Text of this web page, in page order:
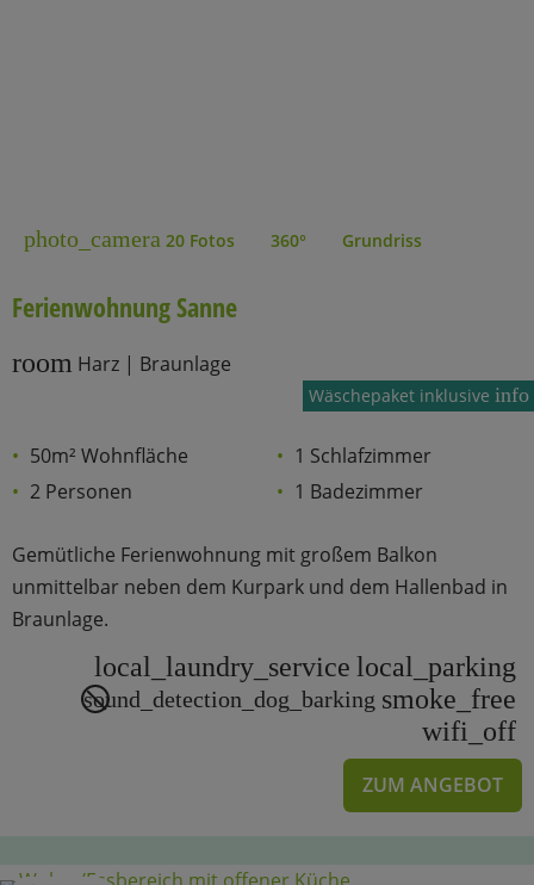
photo_camera 20 Fotos 360° Grundriss
Ferienwohnung Sanne
room Harz | Braunlage
Wäschepaket inklusiveinfo
50m² Wohnfläche
2 Personen
1 Schlafzimmer
1 Badezimmer
Gemütliche Ferienwohnung mit großem Balkon
unmittelbar neben dem Kurpark und dem Hallenbad in
Braunlage.
local_laundry_service local_parking
sound_detection_dog_barking smoke_free
wifi_off
ZUM ANGEBOT